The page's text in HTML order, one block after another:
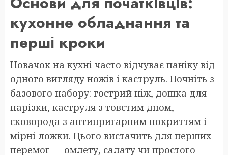
кухонне обладнання та
перші кроки
Новачок на кухні часто відчуває паніку від
одного вигляду ножів і каструль. Почніть з
базового набору: гострий ніж, дошка для
нарізки, каструля з товстим дном,
сковорода з антипригарним покриттям і
мірні ложки. Цього вистачить для перших
перемог — омлету, салату чи простого